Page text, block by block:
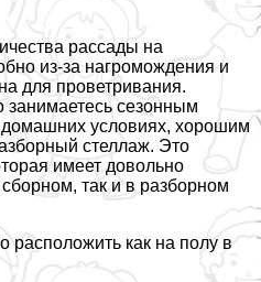
рассады на
из-за нагромождения и
для проветривания.
занимаетесь сезонным
домашних условиях, хорошим
стеллаж. Это
имеет довольно
так и в разборном
расположить как на полу в